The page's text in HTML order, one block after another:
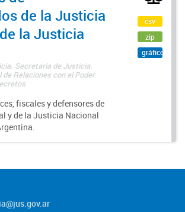
de la Justicia
la Justicia
Secretaría de Justicia.
Relaciones con el Poder
fiscales y defensores de
y de la Justicia Nacional
csv
zip
gráfico